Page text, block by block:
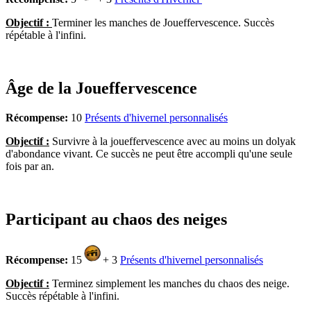
Objectif : Terminer les manches de Joueffervescence. Succès
répétable à l'infini.
Âge de la Joueffervescence
Récompense: 10 Présents d'hivernel personnalisés
Objectif : Survivre à la joueffervescence avec au moins un dolyak
d'abondance vivant. Ce succès ne peut être accompli qu'une seule
fois par an.
Participant au chaos des neiges
Récompense: 15 + 3 Présents d'hivernel personnalisés
Objectif : Terminez simplement les manches du chaos des neige.
Succès répétable à l'infini.